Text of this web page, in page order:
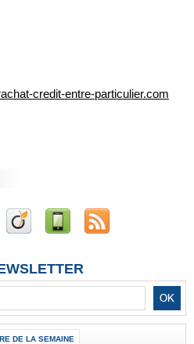
credit-entre-particulier.com
DE LA SEMAINE